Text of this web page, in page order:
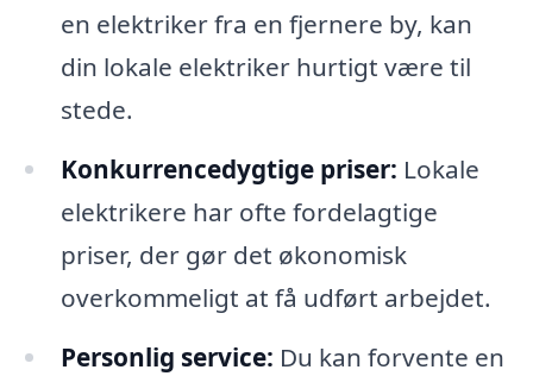
en elektriker fra en fjernere by, kan
din lokale elektriker hurtigt være til
stede.
Konkurrencedygtige priser: Lokale
elektrikere har ofte fordelagtige
priser, der gør det økonomisk
overkommeligt at få udført arbejdet.
Personlig service: Du kan forvente en